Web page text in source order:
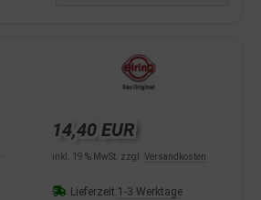
14,40 EUR
inkl. 19 % MwSt. zzgl. Versandkosten
Lieferzeit:1-3 Werktage